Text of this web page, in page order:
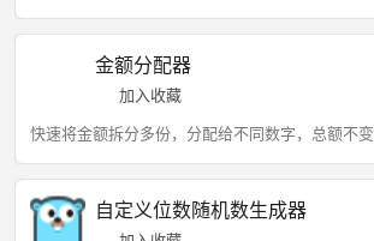
金额分配器
加入收藏
快速将金额拆分多份，分配给不同数字，总额不变
自定义位数随机数生成器